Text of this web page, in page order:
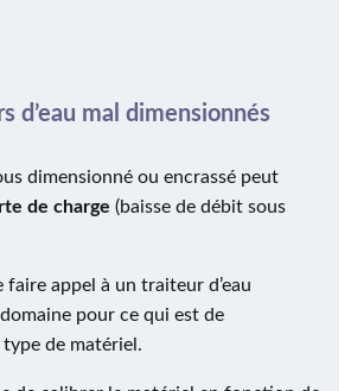
d’eau mal dimensionnés
dimensionné ou encrassé peut
de charge (baisse de débit sous
faire appel à un traiteur d’eau
pour ce qui est de
type de matériel.